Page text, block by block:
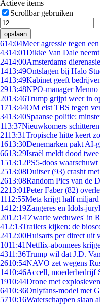
Actieve items
Scrollbar gebruiken
opslaan
614:04Meer agressie tegen
4314:01Dikke Van Dale
2414:00Amsterdams
1413:49Ontslagen bij Halo
1413:49Kabinet geeft
2913:48NPO-manager
2013:46Trump grijpt weer in
1713:44OM eist TBS tegen
3413:40Spaanse politie:
113:37Nieuwkomers
2113:31Tropische hitte keert
1613:30Denemarken pakt AI-
6613:29Israël meldt dood
1513:12PS5-doos
2513:08Duitser (93) crasht
2613:08Random Pics van de
2213:01Peter Faber (82)
1112:55Meta krijgt half miljard
1412:19Zangeres en Idols-
2012:14'Zwarte weduwes' in
412:13Trailers kijken: de
2412:00Huisarts per direct uit
1011:41Netflix-abonnees
4311:36Trump wil dat J.D.
2610:54NAVO zet wegens
1410:46Accell, moederbedrijf
1910:44Drone met
6410:36Onlyfans-model met
5710:16Waterschappen slaan